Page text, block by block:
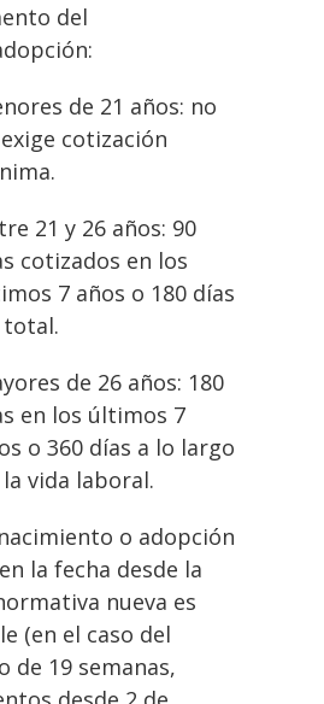
del
de 21 años: no
cotización
21 y 26 años: 90
cotizados en los
7 años o 180 días
total.
de 26 años: 180
en los últimos 7
o 360 días a lo largo
vida laboral.
o adopción
la fecha desde la
nueva es
(en el caso del
de 19 semanas,